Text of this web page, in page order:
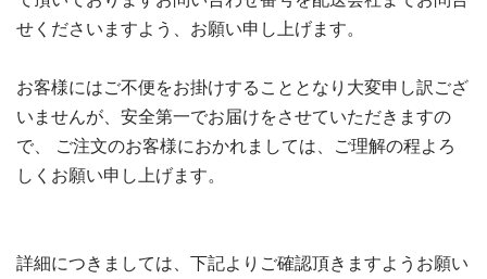
せくださいますよう、お願い申し上げます。
お客様にはご不便をお掛けすることとなり大変申し訳ござ
いませんが、安全第一でお届けをさせていただきますの
で、 ご注文のお客様におかれましては、ご理解の程よろ
しくお願い申し上げます。
詳細につきましては、下記よりご確認頂きますようお願い